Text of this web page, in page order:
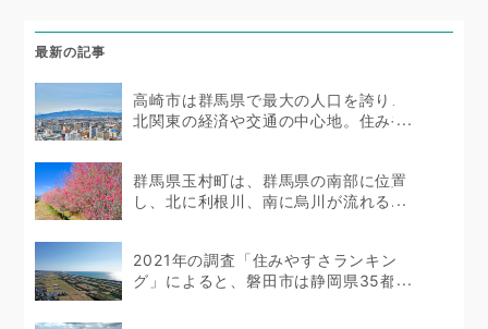
最新の記事
高崎市は群馬県で最大の人口を誇り、
北関東の経済や交通の中心地。住みや
群馬県玉村町は、群馬県の南部に位置
し、北に利根川、南に烏川が流れる...
2021年の調査「住みやすさランキン
グ」によると、磐田市は静岡県35都市